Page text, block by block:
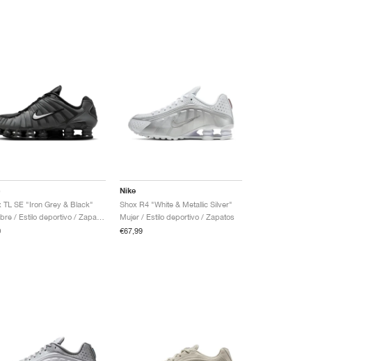
TL SE "Iron Grey & Black"
Nike
Shox R4 "White & Metallic Silver"
Mujer / Estilo deportivo / Zapatos
€67,99